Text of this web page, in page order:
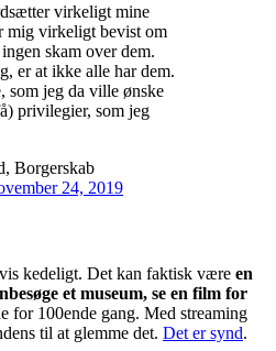
virkeligt mine
mig virkeligt bevist om
skam over dem.
er at ikke alle har dem.
som jeg da ville ønske
privilegier, som jeg
Borgerskab
24, 2019
kedeligt. Det kan faktisk være en
et museum, se en film for
for 100ende gang. Med streaming
til at glemme det. Det er synd.